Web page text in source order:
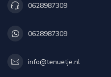
0628987309
0628987309
info@tenuetje.nl